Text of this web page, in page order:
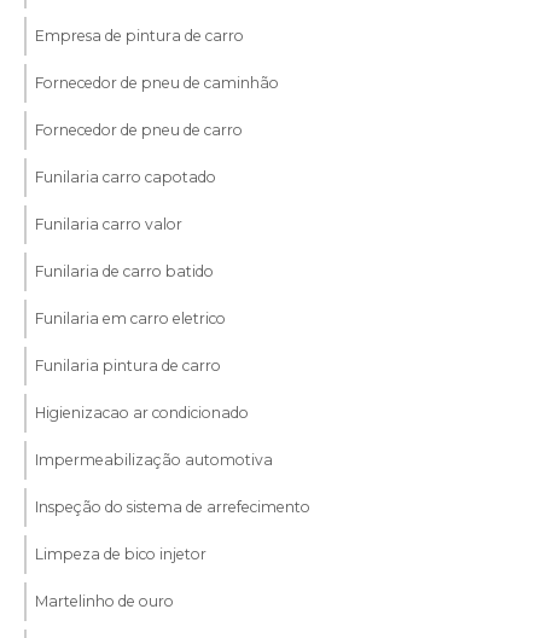
Empresa de pintura de carro
Fornecedor de pneu de caminhão
Fornecedor de pneu de carro
Funilaria carro capotado
Funilaria carro valor
Funilaria de carro batido
Funilaria em carro eletrico
Funilaria pintura de carro
Higienizacao ar condicionado
Impermeabilização automotiva
Inspeção do sistema de arrefecimento
Limpeza de bico injetor
Martelinho de ouro